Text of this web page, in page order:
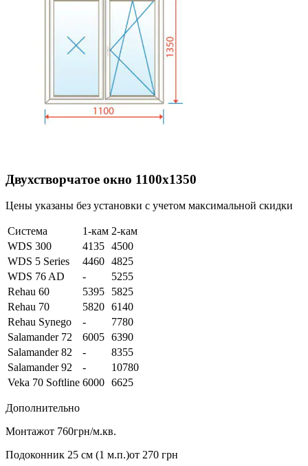
Двухстворчатое окно 1100х1350
Цены указаны без установки с учетом максимальной скидки
Система 1-кам 2-кам
WDS 300
4135 4500
WDS 5 Series
4460 4825
WDS 76 AD
-
5255
Rehau 60
5395
5825
Rehau 70
5820 6140
Rehau Synego
-
7780
Salamander 72
6005 6390
Salamander 82
-
8355
Salamander 92
-
10780
Veka 70 Softline 6000 6625
Дополнительно
Монтажот 760грн/м.кв.
Подоконник 25 см (1 м.п.)от 270 грн